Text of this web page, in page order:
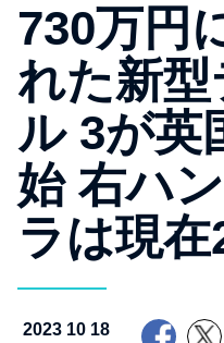
730万円
れた新
ル 3が英
始 右ハ
ラは現
2023 10 18